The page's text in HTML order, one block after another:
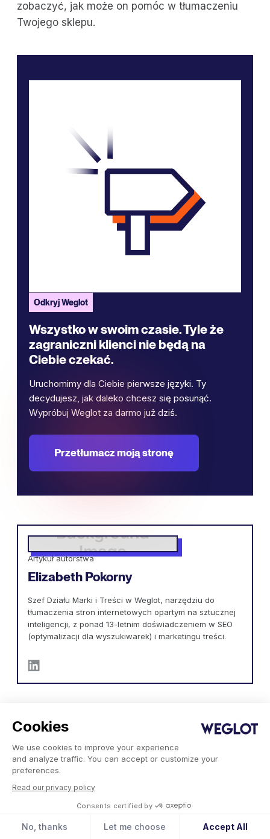
Cookies
We use cookies to improve your experience
and analyze traffic. You can accept or customize your
preferences.
Read our privacy policy
Consents certified by
No, thanks Let me choose Accept All
zobaczyć, jak może on pomóc w tłumaczeniu
Twojego sklepu.
Odkryj Weglot
Wszystko w swoim czasie. Tyle że
zagraniczni klienci nie będą na
Ciebie czekać.
Uruchomimy dla Ciebie pierwsze języki. Ty
decydujesz, jak daleko chcesz się posunąć.
Wypróbuj Weglot za darmo już dziś.
Przetłumacz moją stronę
Artykuł autorstwa
Elizabeth Pokorny
Szef Działu Marki i Treści w Weglot, narzędziu do
tłumaczenia stron internetowych opartym na sztucznej
inteligencji, z ponad 13-letnim doświadczeniem w SEO
(optymalizacji dla wyszukiwarek) i marketingu treści.
Produkt
Integracje
- Shopify
Partnerzy